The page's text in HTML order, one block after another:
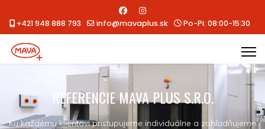
+421 948 888 793 info@mavaplus.sk Po-Pi: 08:00-15:30
REFERENCIE MAVA PLUS S.R.O.
Ku každému klientovi pristupujeme individuálne a zohľadňujeme